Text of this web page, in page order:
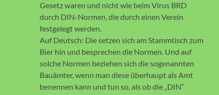
Gesetz waren und nicht wie beim Virus BRD
durch DIN-Normen, die durch einen Verein
festgelegt werden.
Auf Deutsch: Die setzen sich am Stammtisch zum
Bier hin und besprechen die Normen. Und auf
solche Normen beziehen sich die sogenannten
Bauämter, wenn man diese überhaupt als Amt
benennen kann und tun so, als ob die „DIN“